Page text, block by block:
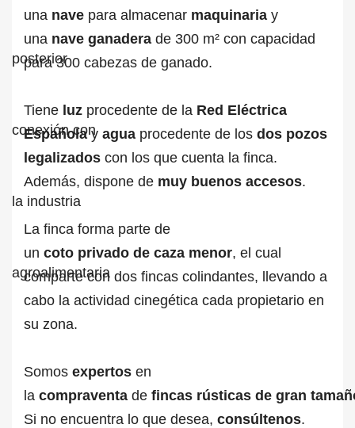
una nave para almacenar maquinaria y
una nave ganadera de 300 m² con capacidad
para 300 cabezas de ganado.
Tiene luz procedente de la Red Eléctrica
Españolay agua procedente de los dos pozos
legalizados con los que cuenta la finca.
Además, dispone de muy buenos accesos.
La finca forma parte de
un coto privado de caza menor, el cual
comparte con dos fincas colindantes, llevando a
cabo la actividad cinegética cada propietario en
su zona.
Somos expertos en
la compraventa de fincas rústicas de gran
Si no encuentra lo que desea, consúltenos.